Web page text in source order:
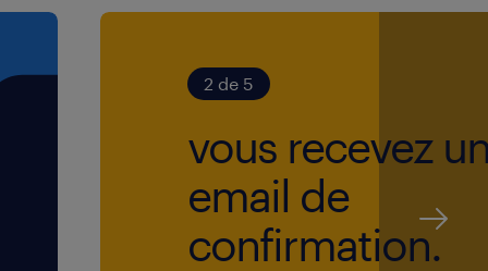
2 de 5
vous recevez
email de
confirmation.